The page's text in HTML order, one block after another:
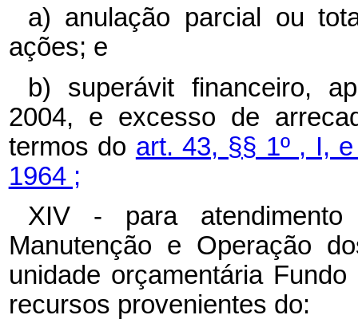
a) anulação parcial ou
ações; e
b) superávit financeiro,
2004, e excesso de
termos do art. 43, §§ 1º , I,
1964 ;
XIV - para
Manutenção e Operação
unidade orçamentária
recursos provenientes do: